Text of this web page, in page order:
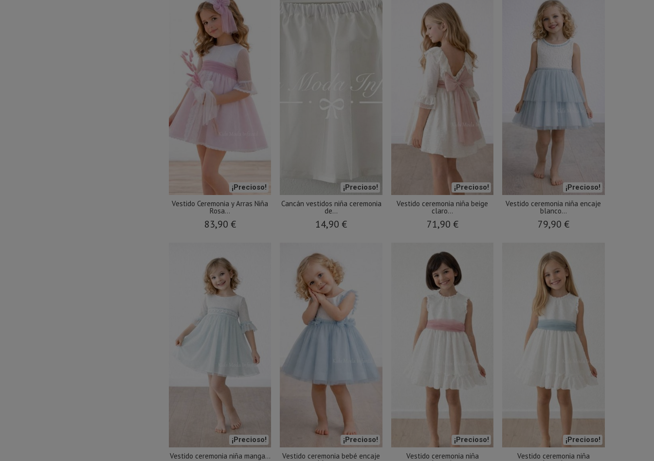
¡Precioso!
Vestido Ceremonia y Arras Niña
Rosa...
83,90 €
¡Precioso!
Cancán vestidos niña ceremonia
de...
14,90 €
¡Precioso!
Vestido ceremonia niña beige
claro...
71,90 €
¡Precioso!
Vestido ceremonia niña encaje
blanco...
79,90 €
¡Precioso!
Vestido ceremonia niña manga...
¡Precioso!
Vestido ceremonia bebé encaje
¡Precioso!
Vestido ceremonia niña
¡Precioso!
Vestido ceremonia niña